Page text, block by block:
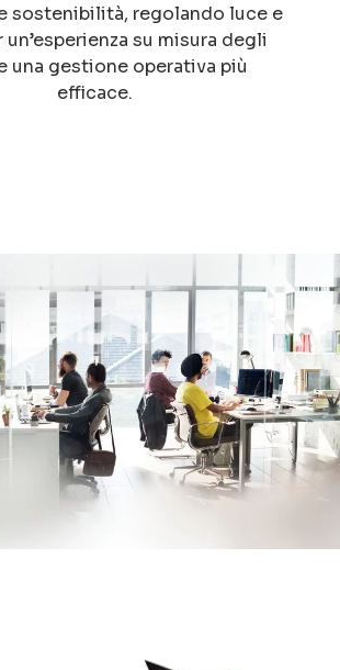
sostenibilità, regolando luce e
un’esperienza su misura degli
una gestione operativa più
efficace.